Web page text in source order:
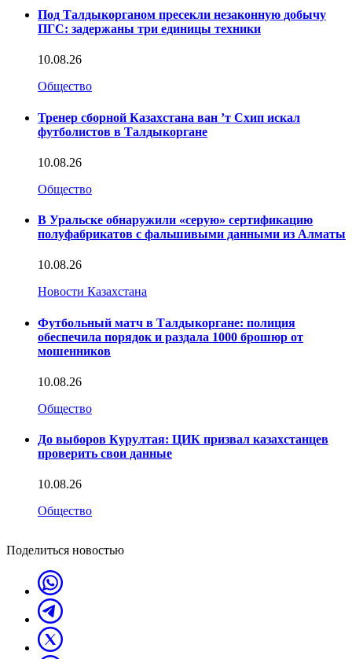
Под Талдыкорганом пресекли незаконную добычу
ПГС: задержаны три единицы техники
10.08.26
Общество
Тренер сборной Казахстана ван ’т Схип искал
футболистов в Талдыкоргане
10.08.26
Общество
В Уральске обнаружили «серую» сертификацию
полуфабрикатов с фальшивыми данными из Алматы
10.08.26
Новости Казахстана
Футбольный матч в Талдыкоргане: полиция
обеспечила порядок и раздала 1000 брошюр от
мошенников
10.08.26
Общество
До выборов Курултая: ЦИК призвал казахстанцев
проверить свои данные
10.08.26
Общество
Поделиться новостью